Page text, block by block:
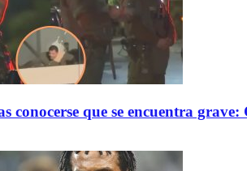
conocerse que se encuentra